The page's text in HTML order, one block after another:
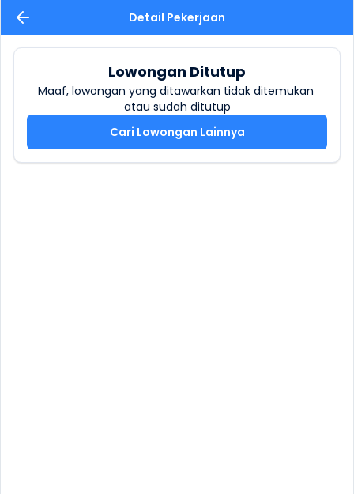
Detail Pekerjaan
Lowongan Ditutup
Maaf, lowongan yang ditawarkan tidak ditemukan
atau sudah ditutup
Cari Lowongan Lainnya